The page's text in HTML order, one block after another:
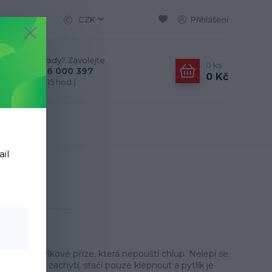
CZK Přihlášení
Nevíte si rady? Zavolejte.
+420 776 000 397
(Po-Pá, 9-15 hod.)
0 ks
0 Kč
270
kvalitní žinylkové příze, která nepouští chlup. Nelepí se
se nějaká zachytí, stačí pouze klepnout a pytlík je